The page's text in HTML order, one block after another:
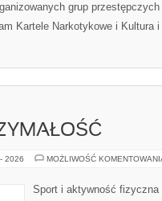
grup
Kartele Narkotykowe i Kultura
2026 MOŻLIWOŚĆ
Sport i aktywność